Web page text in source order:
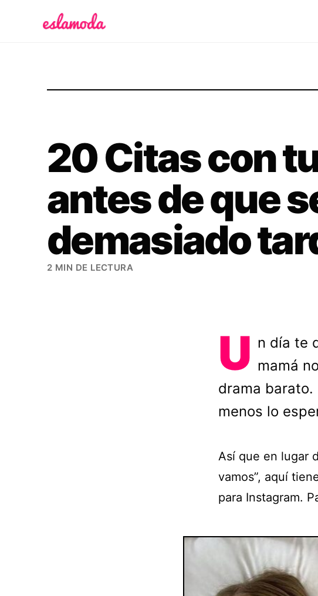
20 Citas con
antes de que
demasiado
2 MIN DE LECTURA
U n día te
mamá
drama barato.
menos lo
Así que en lugar
vamos”, aquí
para Instagram.